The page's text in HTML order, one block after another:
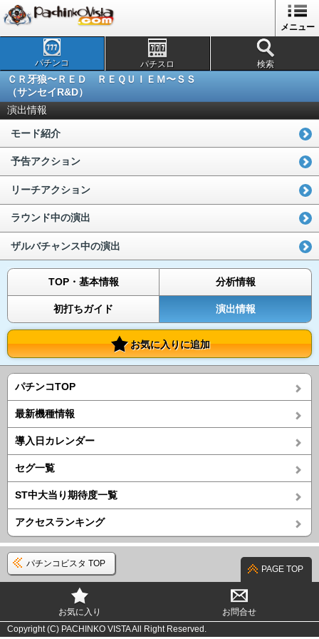
メニュー
パチンコ パチスロ 検索
ＣＲ牙狼〜ＲＥＤ ＲＥＱＵＩＥＭ〜ＳＳ
（サンセイR&D）
演出情報
モード紹介
予告アクション
リーチアクション
ラウンド中の演出
ザルバチャンス中の演出
TOP・基本情報 分析情報
初打ちガイド 演出情報
お気に入りに追加
パチンコTOP
最新機種情報
導入日カレンダー
セグ一覧
ST中大当り期待度一覧
アクセスランキング
パチンコビスタ TOP
PAGE TOP
お気に入り
お問合せ
Copyright (C) PACHINKO VISTA All Right Reserved.